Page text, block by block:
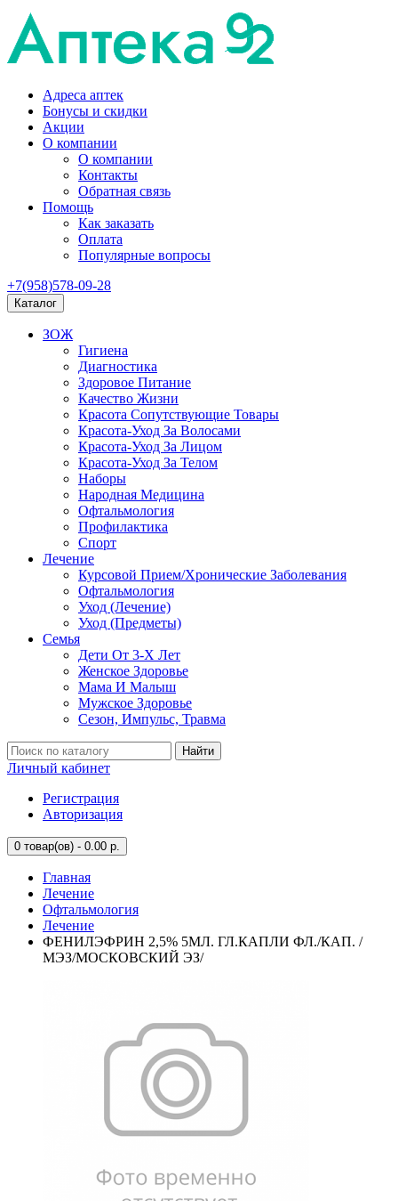
Адреса аптек
Бонусы и скидки
Акции
О компании
О компании
Контакты
Обратная связь
Помощь
Как заказать
Оплата
Популярные вопросы
+7(958)578-09-28
Каталог
ЗОЖ
Гигиена
Диагностика
Здоровое Питание
Качество Жизни
Красота Сопутствующие Товары
Красота-Уход За Волосами
Красота-Уход За Лицом
Красота-Уход За Телом
Наборы
Народная Медицина
Офтальмология
Профилактика
Спорт
Лечение
Курсовой Прием/Хронические Заболевания
Офтальмология
Уход (Лечение)
Уход (Предметы)
Семья
Дети От 3-Х Лет
Женское Здоровье
Мама И Малыш
Мужское Здоровье
Сезон, Импульс, Травма
Найти
Личный кабинет
Регистрация
Авторизация
0 товар(ов) - 0.00 р.
Главная
Лечение
Офтальмология
Лечение
ФЕНИЛЭФРИН 2,5% 5МЛ. ГЛ.КАПЛИ ФЛ./КАП. /
МЭЗ/МОСКОВСКИЙ ЭЗ/